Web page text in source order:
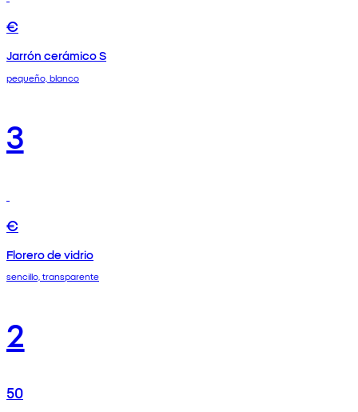
€
Jarrón cerámico S
pequeño, blanco
3
€
Florero de vidrio
sencillo, transparente
2
50